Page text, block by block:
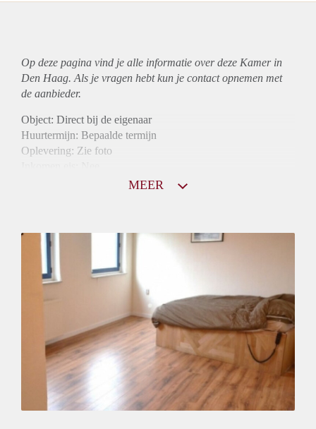
Op deze pagina vind je alle informatie over deze Kamer in
Den Haag. Als je vragen hebt kun je contact opnemen met
de aanbieder.
Object: Direct bij de eigenaar
Huurtermijn: Bepaalde termijn
Oplevering: Zie foto
Gedeelde Douche: Ja
Gedeelde woonkamer: Ja
Huisgenoten: Ja
Geslacht huisgenoten: Gemengd
MEER